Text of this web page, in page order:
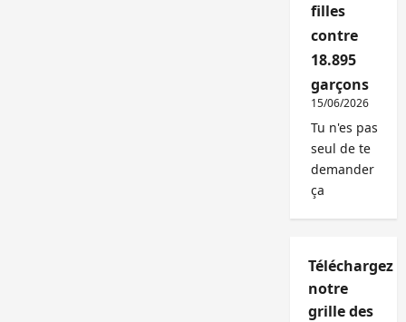
filles
contre
18.895
garçons
15/06/2026
Tu n'es pas
seul de te
demander
ça
Téléchargez
notre
grille des